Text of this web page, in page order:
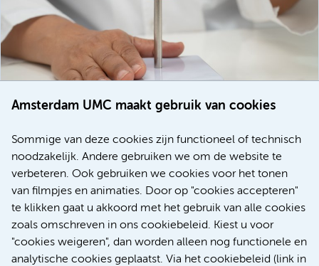
Amsterdam UMC maakt gebruik van cookies
Sommige van deze cookies zijn functioneel of technisch
noodzakelijk. Andere gebruiken we om de website te
verbeteren. Ook gebruiken we cookies voor het tonen
van filmpjes en animaties. Door op "cookies accepteren"
te klikken gaat u akkoord met het gebruik van alle cookies
zoals omschreven in ons cookiebeleid. Kiest u voor
"cookies weigeren", dan worden alleen nog functionele en
analytische cookies geplaatst. Via het cookiebeleid (link in
voor patiënten met alvleesklierkanker verbeteren
Meer